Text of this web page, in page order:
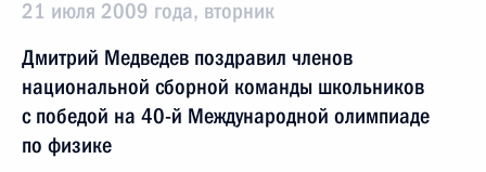
21 июля 2009 года, вторник
Дмитрий Медведев поздравил членов
национальной сборной команды школьников
с победой на 40-й Международной олимпиаде
по физике